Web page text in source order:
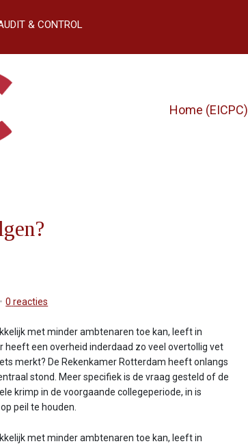
& CONTROL
Home (EICPC)
0 reacties
met minder ambtenaren toe kan, leeft in
een overheid inderdaad zo veel overtollig vet
merkt? De Rekenkamer Rotterdam heeft onlangs
stond. Meer specifiek is de vraag gesteld of de
krimp in de voorgaande collegeperiode, in is
peil te houden.
met minder ambtenaren toe kan, leeft in